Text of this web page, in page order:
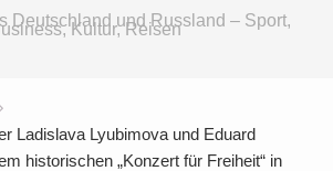
Deutschland und Russland – Sport,
Kultur, Reisen
Ladislava Lyubimova und Eduard
historischen „Konzert für Freiheit“ in